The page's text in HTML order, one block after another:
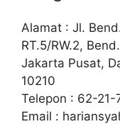
Alamat : Jl.
RT.5/RW.2,
Jakarta Pusat,
10210
Telepon : 62-21-
Email :